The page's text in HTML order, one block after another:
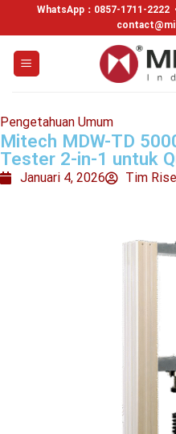
WhatsApp： 0857-1711-2222
Pengetahuan Umum
Mitech MDW-TD
Tester 2-in-1 untuk
Januari 4, 2026 Tim